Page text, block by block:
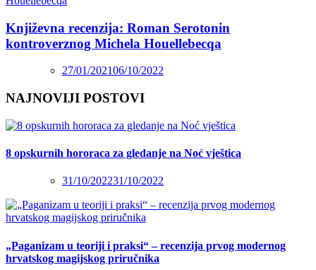
Književna recenzija: Roman Serotonin
kontroverznog Michela Houellebecqa
27/01/202106/10/2022
NAJNOVIJI POSTOVI
8 opskurnih hororaca za gledanje na Noć vještica
31/10/202231/10/2022
„Paganizam u teoriji i praksi“ – recenzija prvog modernog
hrvatskog magijskog priručnika